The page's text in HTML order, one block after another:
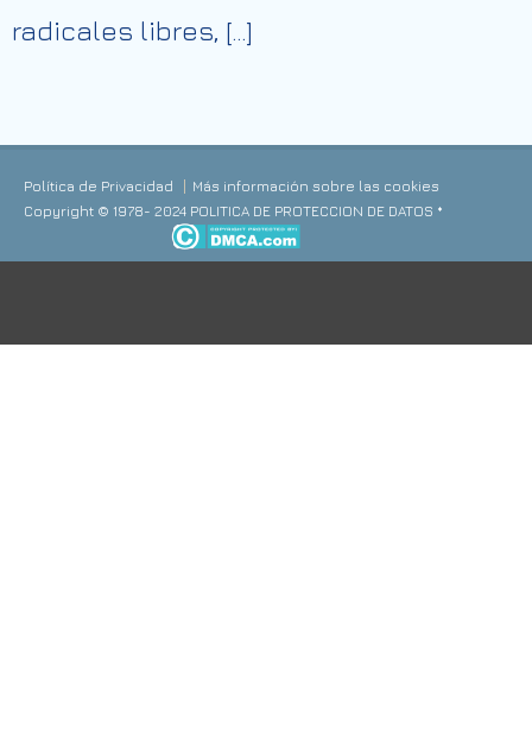
radicales libres, […]
Política de Privacidad
Más información sobre las cookies
Copyright © 1978- 2024 POLITICA DE PROTECCION DE DATOS *